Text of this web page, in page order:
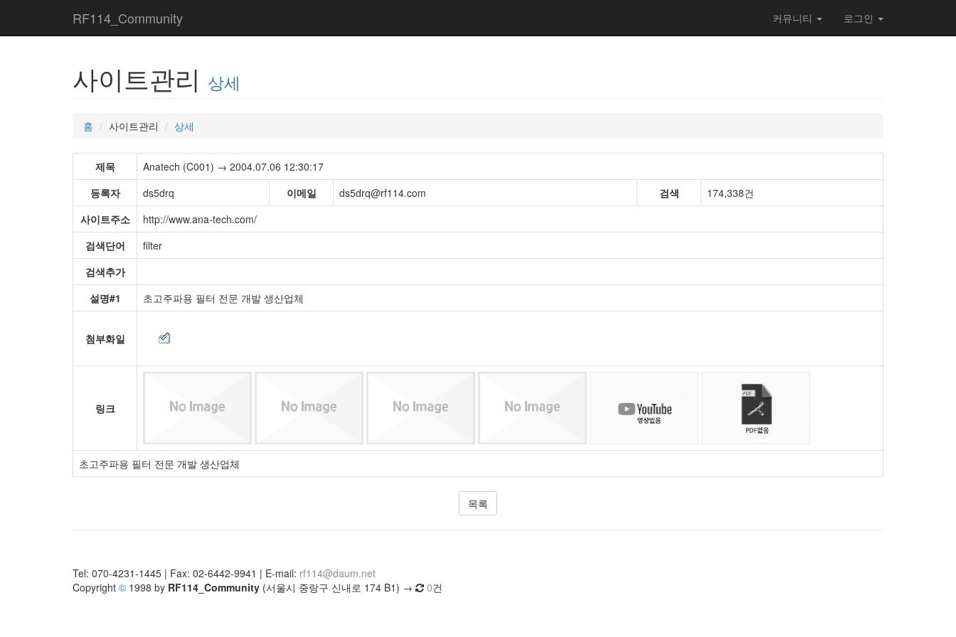
RF114_Community 커뮤니티 로그인
사이트관리 상세
홈 사이트관리 상세
제목
Anatech (C001) → 2004.07.06 12:30:17
등록자
ds5drq 이메일 ds5drq@rf114.com 검색
174,338건
사이트주소
http://www.ana-tech.com/
검색단어
filter
검색추가
설명#1
초고주파용 필터 전문 개발 생산업체
첨부화일
링크
초고주파용 필터 전문 개발 생산업체
목록
Tel: 070-4231-1445 | Fax: 02-6442-9941 | E-mail: rf114@daum.net
Copyright © 1998 by RF114_Community (서울시 중랑구 신내로 174 B1) → 0건